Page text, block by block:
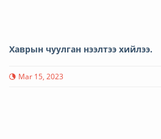
Хаврын чуулган нээлтээ хийлээ.
Mar 15, 2023